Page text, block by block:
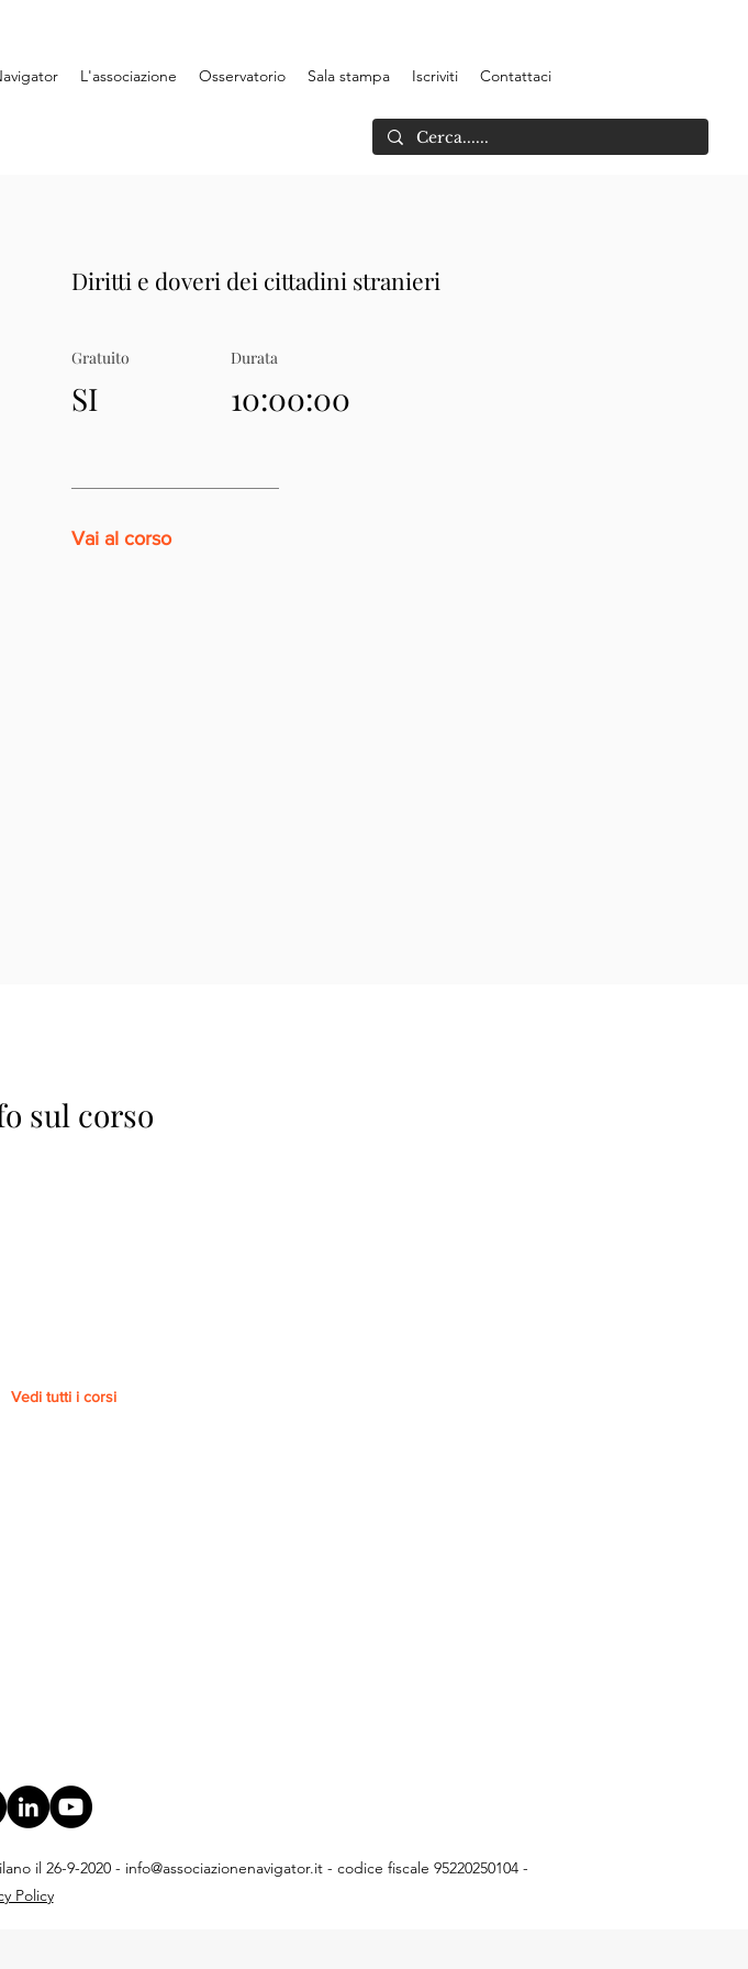
L'associazione Osservatorio Sala stampa Iscriviti Contattaci
Diritti e doveri dei cittadini stranieri
Gratuito
SI
Durata
10:00:00
Vai al corso
sul corso
Vedi tutti i corsi
il 26-9-2020 - info@associazionenavigator.it - codice fiscale 95220250104 -
Policy